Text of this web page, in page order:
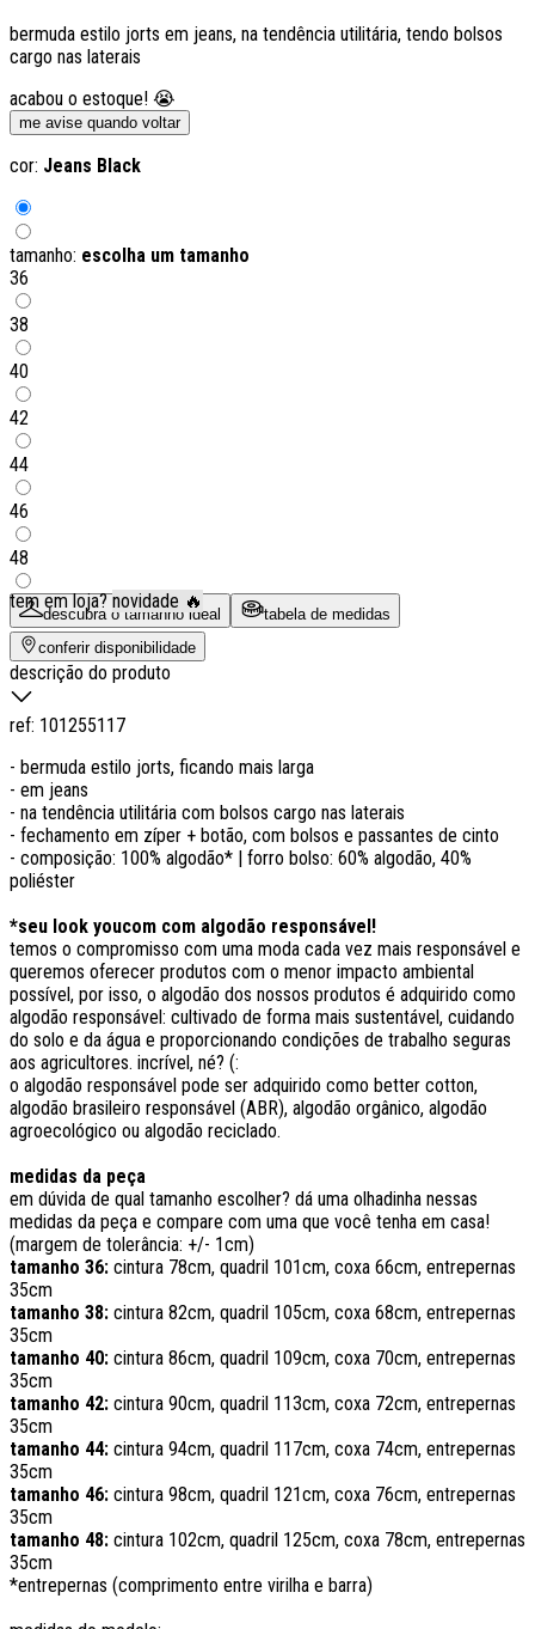
bermuda estilo jorts em jeans, na tendência utilitária, tendo bolsos
cargo nas laterais
acabou o estoque! 😭
me avise quando voltar
cor: Jeans Black
tamanho: escolha um tamanho
36
38
40
42
44
46
48
descubra o tamanho ideal tabela de medidas
tem em loja? novidade 🔥
conferir disponibilidade
descrição do produto
ref: 101255117
- bermuda estilo jorts, ficando mais larga
- em jeans
- na tendência utilitária com bolsos cargo nas laterais
- fechamento em zíper + botão, com bolsos e passantes de cinto
- composição: 100% algodão* | forro bolso: 60% algodão, 40%
poliéster
*seu look youcom com algodão responsável!
temos o compromisso com uma moda cada vez mais responsável e
queremos oferecer produtos com o menor impacto ambiental
possível, por isso, o algodão dos nossos produtos é adquirido como
algodão responsável: cultivado de forma mais sustentável, cuidando
do solo e da água e proporcionando condições de trabalho seguras
aos agricultores. incrível, né? (:
o algodão responsável pode ser adquirido como better cotton,
algodão brasileiro responsável (ABR), algodão orgânico, algodão
agroecológico ou algodão reciclado.
medidas da peça
em dúvida de qual tamanho escolher? dá uma olhadinha nessas
medidas da peça e compare com uma que você tenha em casa!
(margem de tolerância: +/- 1cm)
tamanho 36: cintura 78cm, quadril 101cm, coxa 66cm, entrepernas
35cm
tamanho 38: cintura 82cm, quadril 105cm, coxa 68cm, entrepernas
35cm
tamanho 40: cintura 86cm, quadril 109cm, coxa 70cm, entrepernas
35cm
tamanho 42: cintura 90cm, quadril 113cm, coxa 72cm, entrepernas
35cm
tamanho 44: cintura 94cm, quadril 117cm, coxa 74cm, entrepernas
35cm
tamanho 46: cintura 98cm, quadril 121cm, coxa 76cm, entrepernas
35cm
tamanho 48: cintura 102cm, quadril 125cm, coxa 78cm, entrepernas
35cm
*entrepernas (comprimento entre virilha e barra)